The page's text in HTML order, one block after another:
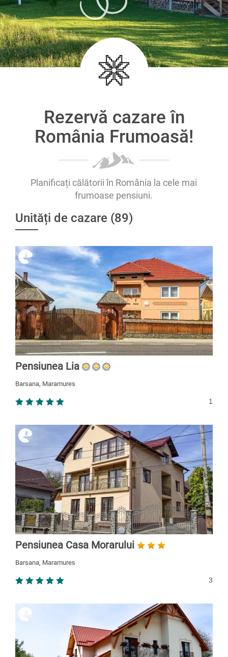
Rezervă cazare în
România Frumoasă!
Planificați călătorii în România la cele mai
frumoase pensiuni.
Unități de cazare (89)
Pensiunea Lia
Barsana, Maramures
1
Pensiunea Casa Morarului
Barsana, Maramures
3